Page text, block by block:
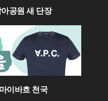
공원 새 단장
이바흐 천국